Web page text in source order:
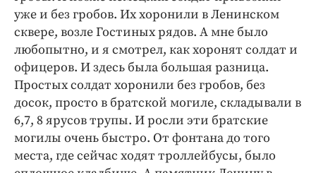
уже и без гробов. Их хоронили в Ленинском
сквере, возле Гостиных рядов. А мне было
любопытно, и я смотрел, как хоронят солдат и
офицеров. И здесь была большая разница.
Простых солдат хоронили без гробов, без
досок, просто в братской могиле, складывали в
6,7, 8 ярусов трупы. И росли эти братские
могилы очень быстро. От фонтана до того
места, где сейчас ходят троллейбусы, было